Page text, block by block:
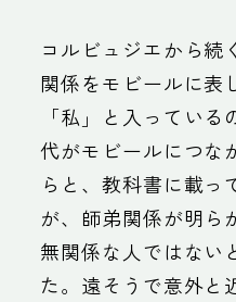
コルビュジエから続
関係をモビールに表
「私」と入ってい
代がモビールにつな
らと、教科書に載っ
が、師弟関係が明ら
無関係な人ではない
た。遠そうで意外と